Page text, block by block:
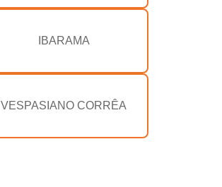
IBARAMA
VESPASIANO CORRÊA